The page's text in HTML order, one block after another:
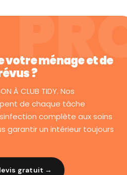
votre ménage et de
?
À CLUB TIDY. Nos
de chaque tâche
complète aux soins
garantir un intérieur toujours
gratuit →